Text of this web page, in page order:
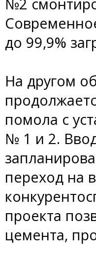
до 99,9%
На другом
помола с
№ 1 и 2.
переход на
проекта
цемента,